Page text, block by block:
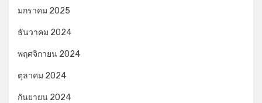
มกราคม 2025
ธันวาคม 2024
พฤศจิกายน 2024
ตุลาคม 2024
กันยายน 2024